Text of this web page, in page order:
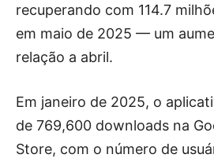
recuperando com 114.7
em maio de 2025 — um
relação a abril.
Em janeiro de 2025, o
de 769,600 downloads na
Store, com o número de